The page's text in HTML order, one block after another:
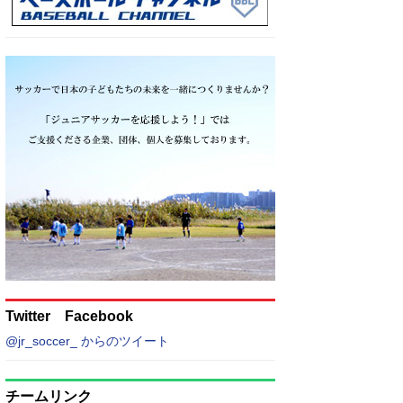
Twitter Facebook
@jr_soccer_ からのツイート
チームリンク